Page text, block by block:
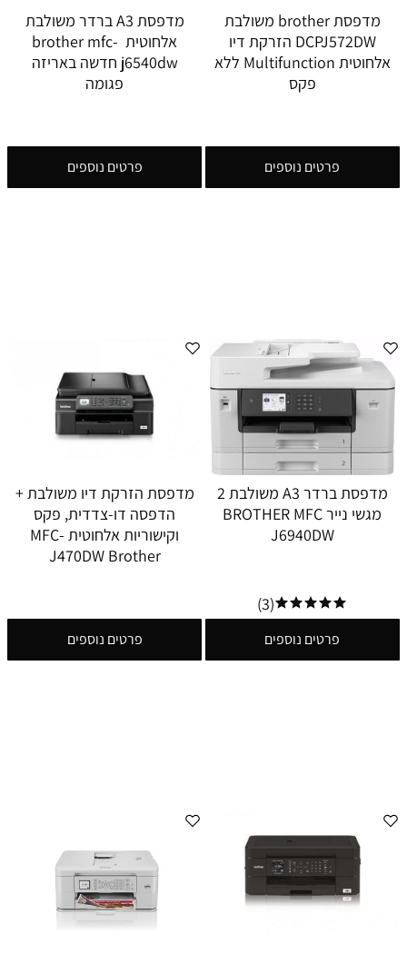
מדפסת brother משולבת
DCPJ572DW הזרקת דיו
אלחוטית Multifunction ללא
פקס
פרטים נוספים
מדפסת A3 ברדר משולבת
אלחוטית brother mfc-
j6540dw חדשה באריזה
פגומה
פרטים נוספים
מדפסת ברדר A3 משולבת 2
מגשי נייר BROTHER MFC
J6940DW
(3)
פרטים נוספים
מדפסת הזרקת דיו משולבת +
הדפסה דו-צדדית, פקס
וקישוריות אלחוטית MFC-
J470DW Brother
פרטים נוספים